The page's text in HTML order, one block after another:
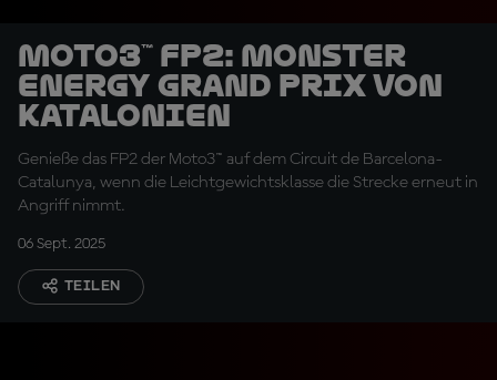
Moto3™ FP2: Monster
Energy Grand Prix von
Katalonien
Genieße das FP2 der Moto3™ auf dem Circuit de Barcelona-
Catalunya, wenn die Leichtgewichtsklasse die Strecke erneut in
Angriff nimmt.
06 Sept. 2025
TEILEN